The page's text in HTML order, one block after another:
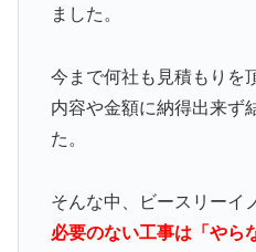
ました。
今まで何社も見積もりを
内容や金額に納得出来ず
た。
そんな中、ビースリーイ
必要のない工事は「やら